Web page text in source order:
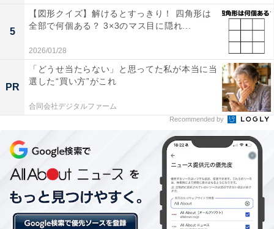
5
【図形クイズ】解けるとすっきり！ 四角形は
全部で何個ある？ 3×3のマス目に隠れ...
2026/01/28
PR
「どうせ当たらない」と思ってた私が本当に当
選した“買い方”がこれ
合同会社デジタルファーム
Recommended by